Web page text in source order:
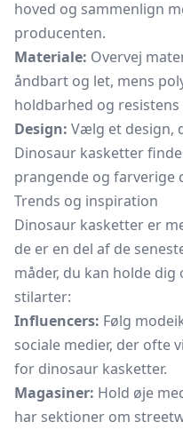
hoved og sammenlign
producenten.
Materiale: Overvej
åndbart og let, mens
holdbarhed og resistens
Design: Vælg et design,
Dinosaur kasketter
prangende og farverige
Trends og inspiration
Dinosaur kasketter er
de er en del af de
måder, du kan holde
stilarter:
Influencers: Følg
sociale medier, der ofte
for dinosaur kasketter.
Magasiner: Hold øje
har sektioner om